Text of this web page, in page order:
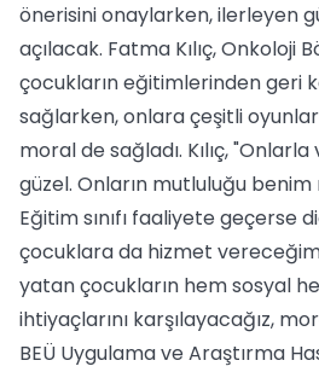
önerisini onaylarken, ilerleyen
açılacak. Fatma Kılıç, Onkoloji
çocukların eğitimlerinden geri
sağlarken, onlara çeşitli
moral de sağladı. Kılıç,
güzel. Onların mutluluğu
Eğitim sınıfı faaliyete geçerse
çocuklara da hizmet
yatan çocukların hem sosyal
ihtiyaçlarını karşılayacağız,
BEÜ Uygulama ve Araştırma